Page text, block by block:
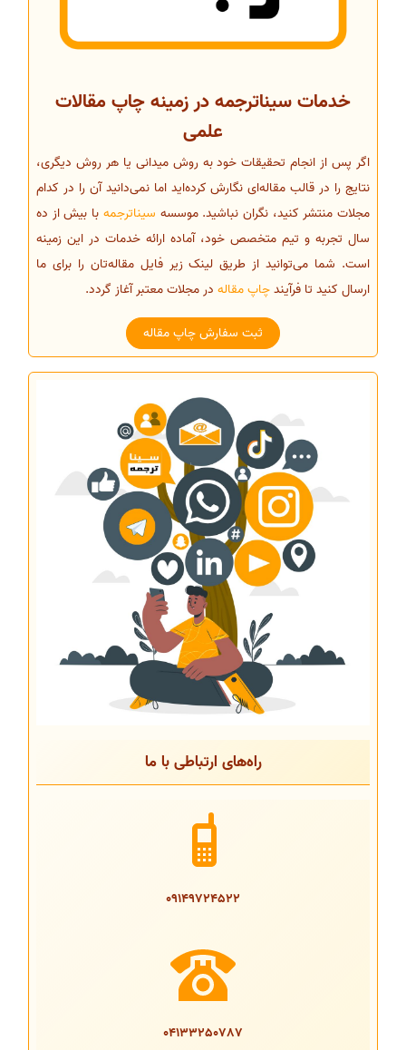
خدمات سیناترجمه در زمینه چاپ مقالات
علمی
اگر پس از انجام تحقیقات خود به روش میدانی یا هر روش دیگری،
نتایج را در قالب مقاله‌ای نگارش کرده‌اید اما نمی‌دانید آن را در کدام
مجلات منتشر کنید، نگران نباشید. موسسه سیناترجمه با بیش از ده
سال تجربه و تیم متخصص خود، آماده ارائه خدمات در این زمینه
است. شما می‌توانید از طریق لینک زیر فایل مقاله‌تان را برای ما
ارسال کنید تا فرآیندچاپ مقاله در مجلات معتبر آغاز گردد.
ثبت سفارش چاپ مقاله
راه‌های ارتباطی با ما
09149724522
04133250787